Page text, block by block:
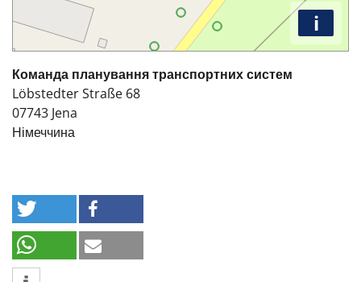
i
Команда планування транспортних систем
Löbstedter Straße 68
07743 Jena
Німеччина